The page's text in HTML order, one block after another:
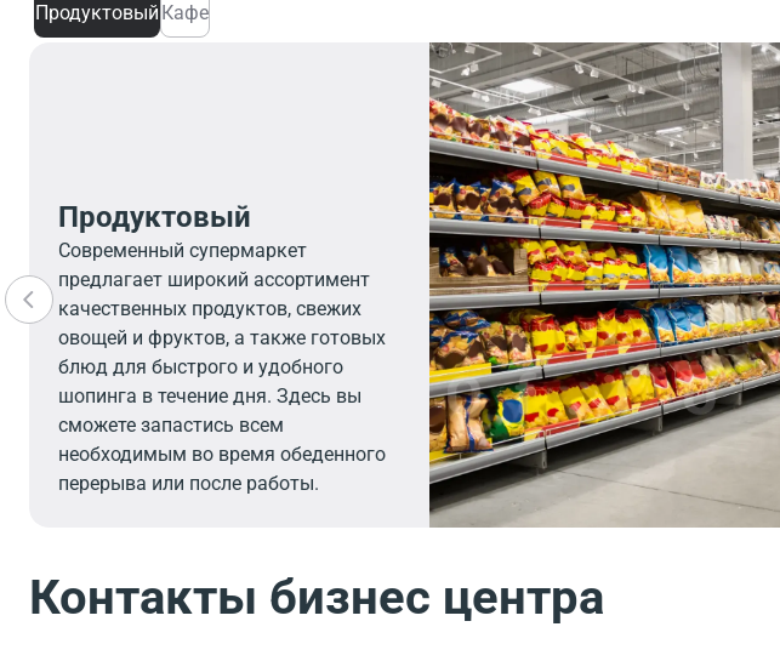
Продуктовый Кафе
Продуктовый
Современный супермаркет
предлагает широкий ассортимент
качественных продуктов, свежих
овощей и фруктов, а также готовых
блюд для быстрого и удобного
шопинга в течение дня. Здесь вы
сможете запастись всем
необходимым во время обеденного
перерыва или после работы.
Контакты бизнес центра